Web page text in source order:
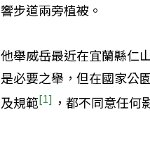
響步道兩旁植被。
他舉威岳最近在宜蘭縣仁
是必要之舉，但在國家公
及規範[1] ，都不同意任何